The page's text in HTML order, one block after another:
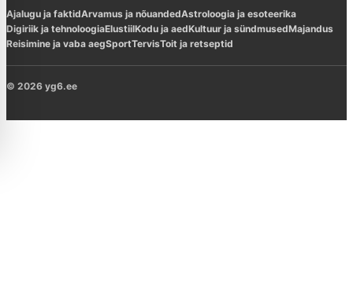
Ajalugu ja faktidArvamus ja nõuandedAstroloogia ja esoteerika
Digiriik ja tehnoloogiaElustiilKodu ja aedKultuur ja sündmusedMajandus
Reisimine ja vaba aegSportTervisToit ja retseptid
© 2026 yg6.ee